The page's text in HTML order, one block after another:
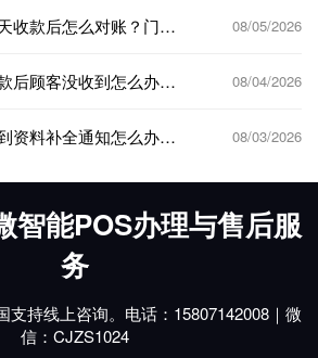
收款后怎么对账？门店
08/05/2026
后顾客没收到怎么办？
08/04/2026
资料补全通知怎么办？
08/03/2026
智能POS办理与售后服
务
支持线上咨询。电话：15807142008｜微
信：CJZS1024